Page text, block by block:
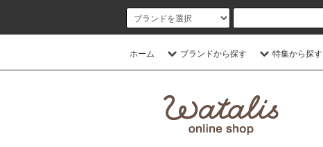
ホーム ブランドから探す 特集から探す